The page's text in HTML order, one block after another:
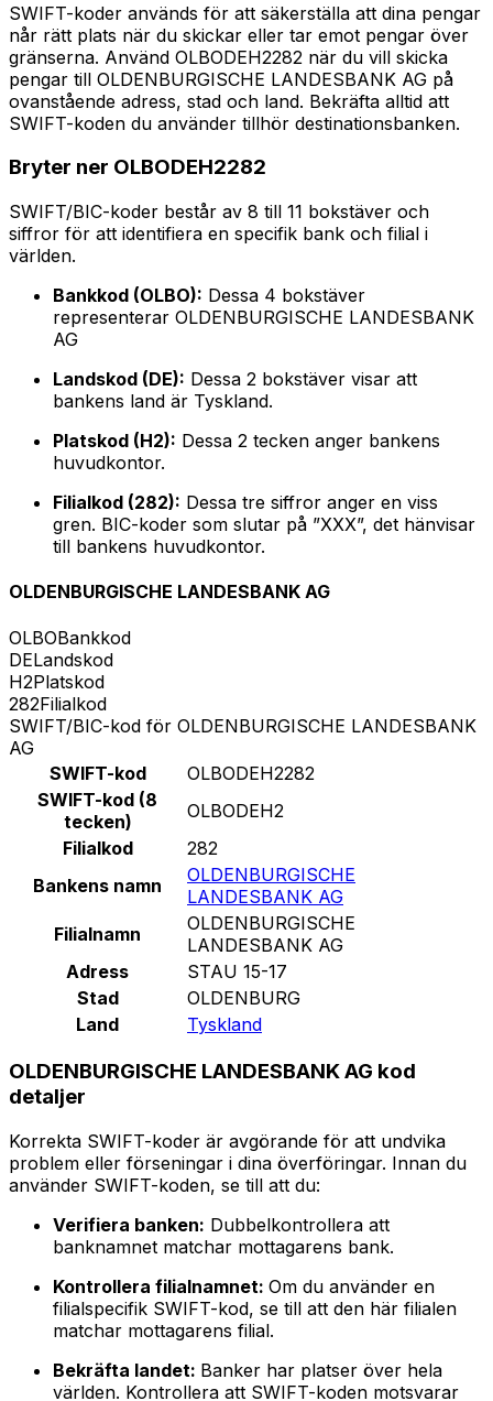
SWIFT-koder används för att säkerställa att dina pengar
når rätt plats när du skickar eller tar emot pengar över
gränserna. Använd OLBODEH2282 när du vill skicka
pengar till OLDENBURGISCHE LANDESBANK AG på
ovanstående adress, stad och land. Bekräfta alltid att
SWIFT-koden du använder tillhör destinationsbanken.
Bryter ner OLBODEH2282
SWIFT/BIC-koder består av 8 till 11 bokstäver och
siffror för att identifiera en specifik bank och filial i
världen.
Bankkod (OLBO): Dessa 4 bokstäver
representerar OLDENBURGISCHE LANDESBANK
AG
Landskod (DE): Dessa 2 bokstäver visar att
bankens land är Tyskland.
Platskod (H2): Dessa 2 tecken anger bankens
huvudkontor.
Filialkod (282): Dessa tre siffror anger en viss
gren. BIC-koder som slutar på ”XXX”, det hänvisar
till bankens huvudkontor.
OLDENBURGISCHE LANDESBANK AG
OLBOBankkod
DELandskod
H2Platskod
282Filialkod
SWIFT/BIC-kod för OLDENBURGISCHE LANDESBANK
AG
SWIFT-kod
OLBODEH2282
SWIFT-kod (8
tecken)
OLBODEH2
Filialkod
282
Bankens namn
OLDENBURGISCHE
LANDESBANK AG
Filialnamn
OLDENBURGISCHE
LANDESBANK AG
Adress
STAU 15-17
Stad
OLDENBURG
Land
Tyskland
OLDENBURGISCHE LANDESBANK AG kod
detaljer
Korrekta SWIFT-koder är avgörande för att undvika
problem eller förseningar i dina överföringar. Innan du
använder SWIFT-koden, se till att du:
Verifiera banken: Dubbelkontrollera att
banknamnet matchar mottagarens bank.
Kontrollera filialnamnet: Om du använder en
filialspecifik SWIFT-kod, se till att den här filialen
matchar mottagarens filial.
Bekräfta landet: Banker har platser över hela
världen. Kontrollera att SWIFT-koden motsvarar